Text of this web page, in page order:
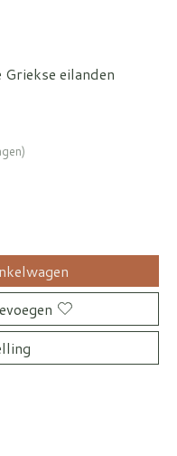
Griekse eilanden